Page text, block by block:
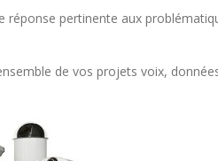
réponse pertinente aux
de vos projets voix,